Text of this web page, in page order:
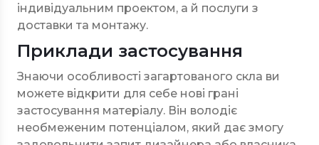
індивідуальним проектом, а й послуги з
доставки та монтажу.
Приклади застосування
Знаючи особливості загартованого скла ви
можете відкрити для себе нові грані
застосування матеріалу. Він володіє
необмеженим потенціалом, який дає змогу